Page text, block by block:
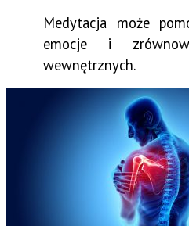
Medytacja może
emocje i
wewnętrznych.